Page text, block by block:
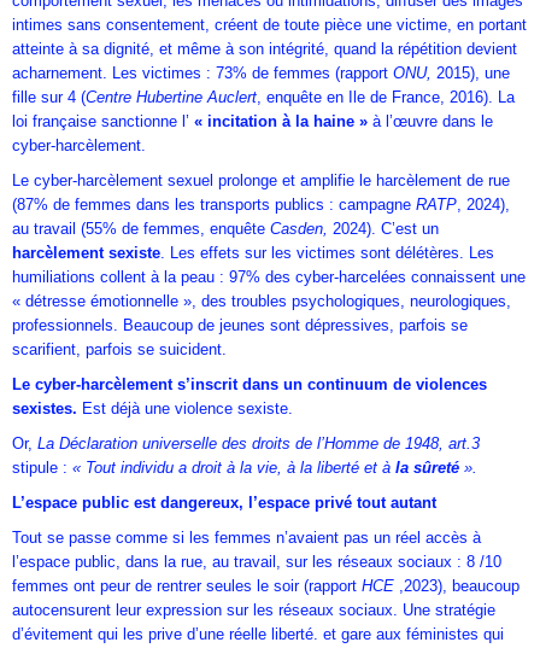
intimes sans consentement, créent de toute pièce une victime, en portant
atteinte à sa dignité, et même à son intégrité, quand la répétition devient
acharnement. Les victimes : 73% de femmes (rapport ONU, 2015), une
fille sur 4 (Centre Hubertine Auclert, enquête en Ile de France, 2016). La
loi française sanctionne l’ « incitation à la haine » à l’œuvre dans le
cyber-harcèlement.
Le cyber-harcèlement sexuel prolonge et amplifie le harcèlement de rue
(87% de femmes dans les transports publics : campagne RATP, 2024),
au travail (55% de femmes, enquête Casden, 2024). C’est un
harcèlement sexiste. Les effets sur les victimes sont délétères. Les
humiliations collent à la peau : 97% des cyber-harcelées connaissent une
« détresse émotionnelle », des troubles psychologiques, neurologiques,
professionnels. Beaucoup de jeunes sont dépressives, parfois se
scarifient, parfois se suicident.
Le cyber-harcèlement s’inscrit dans un continuum de violences
sexistes. Est déjà une violence sexiste.
Or, La Déclaration universelle des droits de l’Homme de 1948, art.3
stipule : « Tout individu a droit à la vie, à la liberté et à la sûreté ».
L’espace public est dangereux, l’espace privé tout autant
Tout se passe comme si les femmes n’avaient pas un réel accès à
l’espace public, dans la rue, au travail, sur les réseaux sociaux : 8 /10
femmes ont peur de rentrer seules le soir (rapport HCE ,2023), beaucoup
autocensurent leur expression sur les réseaux sociaux. Une stratégie
d’évitement qui les prive d’une réelle liberté. et gare aux féministes qui